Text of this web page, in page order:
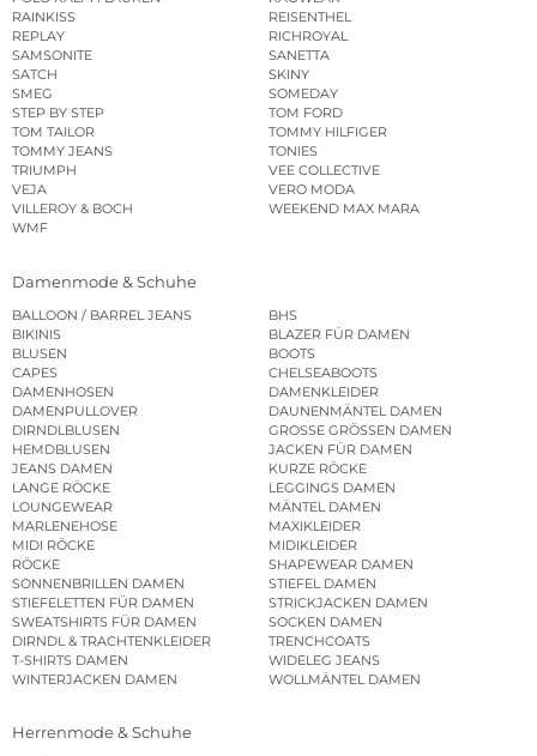
RAINKISS
REISENTHEL
REPLAY
RICHROYAL
SAMSONITE
SANETTA
SATCH
SKINY
SMEG
SOMEDAY
STEP BY STEP
TOM FORD
TOM TAILOR
TOMMY HILFIGER
TOMMY JEANS
TONIES
TRIUMPH
VEE COLLECTIVE
VEJA
VERO MODA
VILLEROY & BOCH
WEEKEND MAX MARA
WMF
Damenmode & Schuhe
BALLOON / BARREL JEANS
BHS
BIKINIS
BLAZER FÜR DAMEN
BLUSEN
BOOTS
CAPES
CHELSEABOOTS
DAMENHOSEN
DAMENKLEIDER
DAMENPULLOVER
DAUNENMÄNTEL DAMEN
DIRNDLBLUSEN
GROSSE GRÖSSEN DAMEN
HEMDBLUSEN
JACKEN FÜR DAMEN
JEANS DAMEN
KURZE RÖCKE
LANGE RÖCKE
LEGGINGS DAMEN
LOUNGEWEAR
MÄNTEL DAMEN
MARLENEHOSE
MAXIKLEIDER
MIDI RÖCKE
MIDIKLEIDER
RÖCKE
SHAPEWEAR DAMEN
SONNENBRILLEN DAMEN
STIEFEL DAMEN
STIEFELETTEN FÜR DAMEN
STRICKJACKEN DAMEN
SWEATSHIRTS FÜR DAMEN
SOCKEN DAMEN
DIRNDL & TRACHTENKLEIDER
TRENCHCOATS
T-SHIRTS DAMEN
WIDELEG JEANS
WINTERJACKEN DAMEN
WOLLMÄNTEL DAMEN
Herrenmode & Schuhe